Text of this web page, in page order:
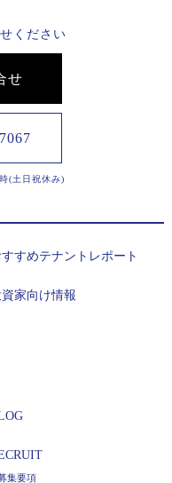
ください
せ
(土日祝休み)
すすめテナントレポート
家向け情報
集要項